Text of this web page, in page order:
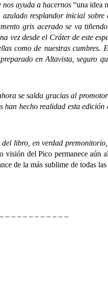
nos ayuda a hacernos“una idea
resplandor inicial
gris acerado se va
vez desde el Cráter de este
como de nuestras
en Altavista, seguro
se salda gracias al
hecho realidad esta
en verdad premonitorio,
del Pico permanece aún
de la más sublime de todas
– – – – – – – – – – –